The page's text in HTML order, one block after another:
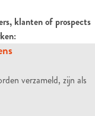
klanten of prospects
verzameld, zijn als